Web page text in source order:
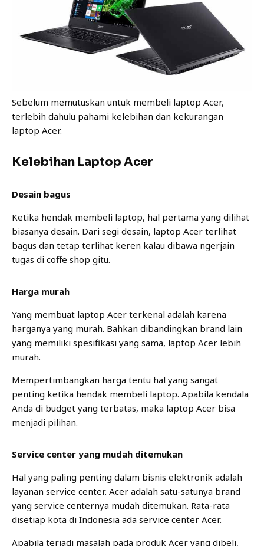
Sebelum memutuskan untuk membeli laptop Acer,
terlebih dahulu pahami kelebihan dan kekurangan
laptop Acer.
Kelebihan Laptop Acer
Desain bagus
Ketika hendak membeli laptop, hal pertama yang dilihat
biasanya desain. Dari segi desain, laptop Acer terlihat
bagus dan tetap terlihat keren kalau dibawa ngerjain
tugas di coffe shop gitu.
Harga murah
Yang membuat laptop Acer terkenal adalah karena
harganya yang murah. Bahkan dibandingkan brand lain
yang memiliki spesifikasi yang sama, laptop Acer lebih
murah.
Mempertimbangkan harga tentu hal yang sangat
penting ketika hendak membeli laptop. Apabila kendala
Anda di budget yang terbatas, maka laptop Acer bisa
menjadi pilihan.
Service center yang mudah ditemukan
Hal yang paling penting dalam bisnis elektronik adalah
layanan service center. Acer adalah satu-satunya brand
yang service centernya mudah ditemukan. Rata-rata
disetiap kota di Indonesia ada service center Acer.
Apabila terjadi masalah pada produk Acer yang dibeli,